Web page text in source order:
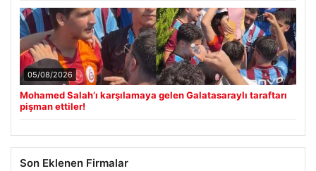
05/08/2026
Mohamed Salah’ı karşılamaya gelen Galatasaraylı taraftarı
pişman ettiler!
Son Eklenen Firmalar